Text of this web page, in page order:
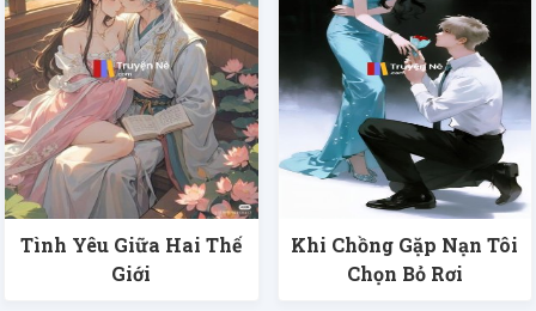
Tình Yêu Giữa Hai Thế
Giới
Khi Chồng Gặp Nạn Tôi
Chọn Bỏ Rơi